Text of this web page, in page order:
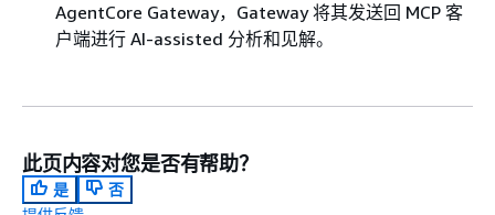
AgentCore Gateway，Gateway 将其发送回 MCP 客
户端进行 AI-assisted 分析和见解。
此页内容对您是否有帮助？
是
否